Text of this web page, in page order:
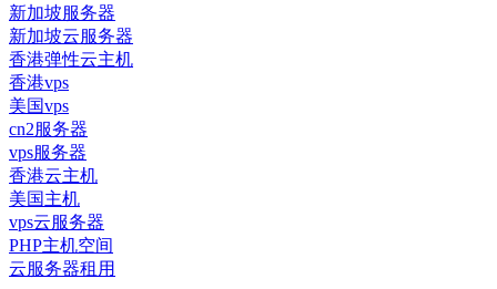
新加坡服务器
新加坡云服务器
香港弹性云主机
香港vps
美国vps
cn2服务器
vps服务器
香港云主机
美国主机
vps云服务器
PHP主机空间
云服务器租用